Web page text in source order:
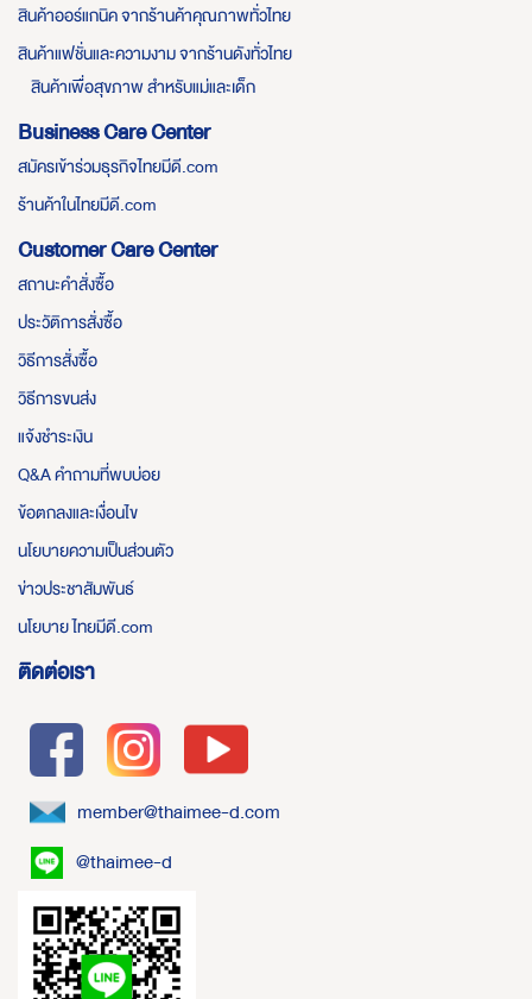
สินค้าออร์แกนิค จากร้านค้าคุณภาพทั่วไทย
สินค้าแฟชั่นและความงาม จากร้านดังทั่วไทย
สินค้าเพื่อสุขภาพ สำหรับแม่และเด็ก
Business Care Center
สมัครเข้าร่วมธุรกิจไทยมีดี.com
ร้านค้าในไทยมีดี.com
Customer Care Center
สถานะคำสั่งซื้อ
ประวัติการสั่งซื้อ
วิธีการสั่งซื้อ
วิธีการขนส่ง
แจ้งชำระเงิน
Q&A คำถามที่พบบ่อย
ข้อตกลงและเงื่อนไข
นโยบายความเป็นส่วนตัว
ข่าวประชาสัมพันธ์
นโยบาย ไทยมีดี.com
ติดต่อเรา
member@thaimee-d.com
@thaimee-d